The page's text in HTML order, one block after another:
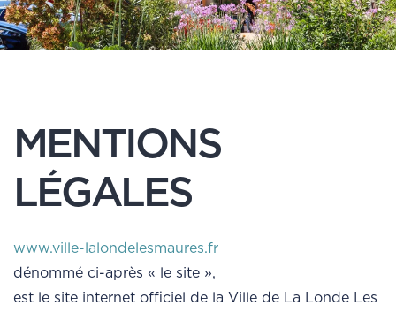
MENTIONS
LÉGALES
www.ville-lalondelesmaures.fr
dénommé ci-après « le site »,
est le site internet officiel de la Ville de La Londe Les